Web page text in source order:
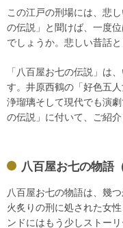
この江戸の刑場には、悲
の伝説」と聞けば、一度
でしょうか。悲しい昔話
「八百屋お七の伝説」は
す。井原西鶴の「好色五
浄瑠璃そして現代でも演
の伝説」に付いて、ご紹介
八百屋お七の物語
八百屋お七の物語は、幾
火炙りの刑に処された女
ンドにはもう少しストーリ